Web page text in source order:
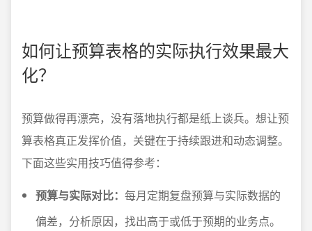
如何让预算表格的实际执行效果最大
化？
预算做得再漂亮，没有落地执行都是纸上谈兵。想让预
算表格真正发挥价值，关键在于持续跟进和动态调整。
下面这些实用技巧值得参考：
预算与实际对比： 每月定期复盘预算与实际数据的
偏差，分析原因，找出高于或低于预期的业务点。